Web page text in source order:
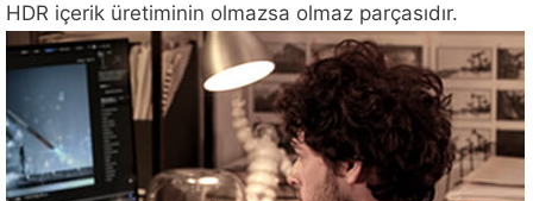
HDR içerik üretiminin olmazsa olmaz parçasıdır.